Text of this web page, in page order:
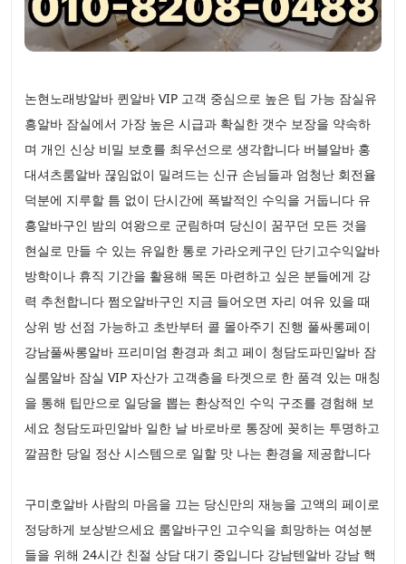
논현노래방알바 퀸알바 VIP 고객 중심으로 높은 팁 가능 잠실유
흥알바 잠실에서 가장 높은 시급과 확실한 갯수 보장을 약속하
며 개인 신상 비밀 보호를 최우선으로 생각합니다 버블알바 홍
대셔츠룸알바 끊임없이 밀려드는 신규 손님들과 엄청난 회전율
덕분에 지루할 틈 없이 단시간에 폭발적인 수익을 거둡니다 유
흥알바구인 밤의 여왕으로 군림하며 당신이 꿈꾸던 모든 것을
현실로 만들 수 있는 유일한 통로 가라오케구인 단기고수익알바
방학이나 휴직 기간을 활용해 목돈 마련하고 싶은 분들에게 강
력 추천합니다 쩜오알바구인 지금 들어오면 자리 여유 있을 때
상위 방 선점 가능하고 초반부터 콜 몰아주기 진행 풀싸롱페이
강남풀싸롱알바 프리미엄 환경과 최고 페이 청담도파민알바 잠
실룸알바 잠실 VIP 자산가 고객층을 타겟으로 한 품격 있는 매칭
을 통해 팁만으로 일당을 뽑는 환상적인 수익 구조를 경험해 보
세요 청담도파민알바 일한 날 바로바로 통장에 꽂히는 투명하고
깔끔한 당일 정산 시스템으로 일할 맛 나는 환경을 제공합니다
구미호알바 사람의 마음을 끄는 당신만의 재능을 고액의 페이로
정당하게 보상받으세요 룸알바구인 고수익을 희망하는 여성분
들을 위해 24시간 친절 상담 대기 중입니다 강남텐알바 강남 핵